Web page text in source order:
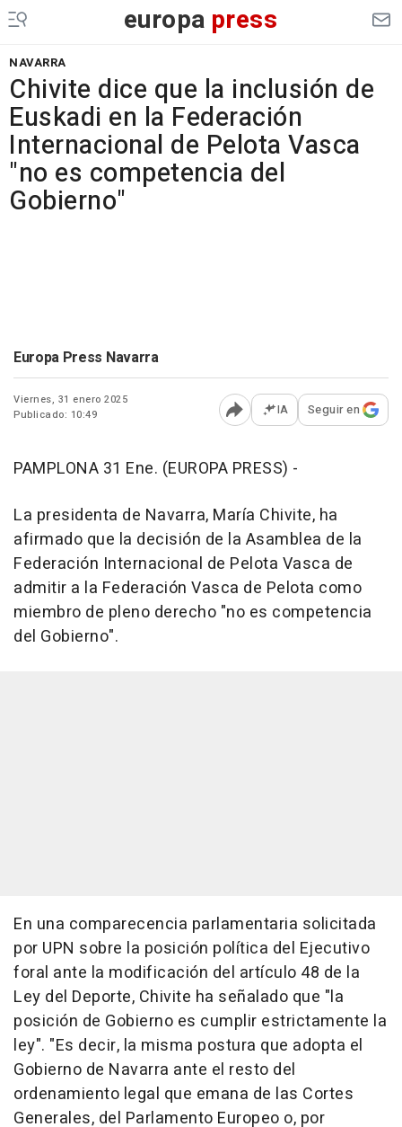
europa press
NAVARRA
Chivite dice que la inclusión de
Euskadi en la Federación
Internacional de Pelota Vasca
"no es competencia del
Gobierno"
Europa Press Navarra
Viernes, 31 enero 2025
Publicado: 10:49
Abrir opciones para
IA Seguir en
PAMPLONA 31 Ene. (EUROPA PRESS) -
La presidenta de Navarra, María Chivite, ha
afirmado que la decisión de la Asamblea de la
Federación Internacional de Pelota Vasca de
admitir a la Federación Vasca de Pelota como
miembro de pleno derecho "no es competencia
del Gobierno".
En una comparecencia parlamentaria solicitada
por UPN sobre la posición política del Ejecutivo
foral ante la modificación del artículo 48 de la
Ley del Deporte, Chivite ha señalado que "la
posición de Gobierno es cumplir estrictamente la
ley". "Es decir, la misma postura que adopta el
Gobierno de Navarra ante el resto del
ordenamiento legal que emana de las Cortes
Generales, del Parlamento Europeo o, por